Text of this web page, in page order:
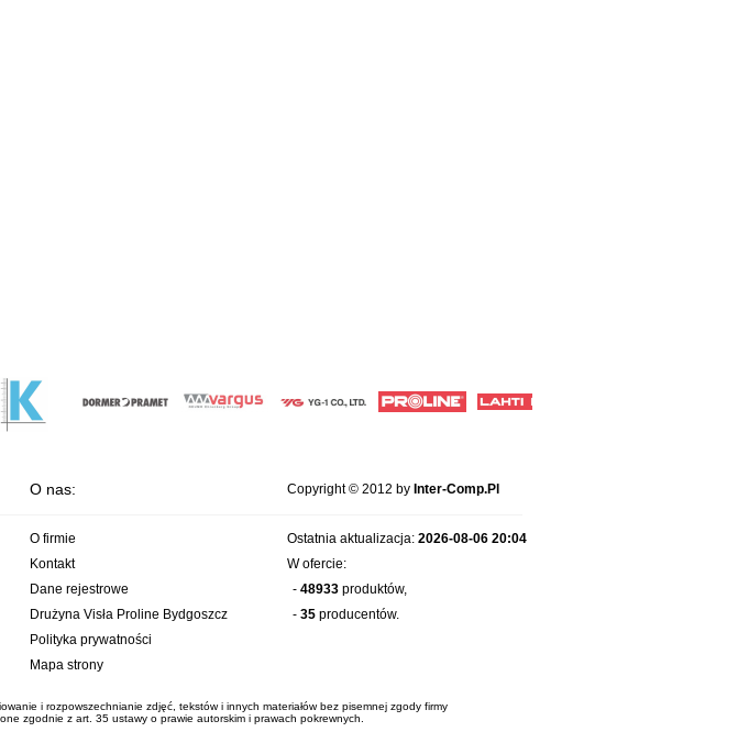
O nas:
O firmie
Kontakt
Dane rejestrowe
Drużyna Visła Proline Bydgoszcz
Polityka prywatności
Mapa strony
Copyright © 2012 by Inter-Comp.Pl
Ostatnia aktualizacja: 2026-08-06 20:04
W ofercie:
- 48933 produktów,
- 35 producentów.
i rozpowszechnianie zdjęć, tekstów i innych materiałów bez pisemnej zgody firmy
zgodnie z art. 35 ustawy o prawie autorskim i prawach pokrewnych.